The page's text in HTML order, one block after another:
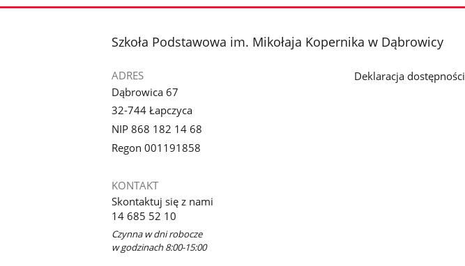
stopka
Szkoła Podstawowa im. Mikołaja Kopernika w Dąbrowicy
ADRES
Dąbrowica 67
32-744 Łapczyca
NIP 868 182 14 68
Regon 001191858
KONTAKT
Skontaktuj się z nami
14 685 52 10
Czynna w dni robocze
w godzinach 8:00-15:00
Deklaracja dostępności